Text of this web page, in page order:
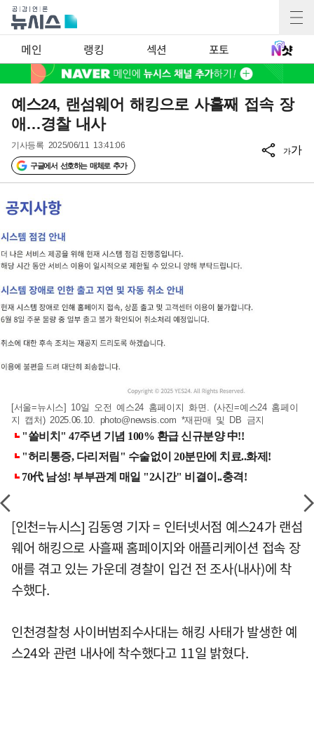
메인 랭킹 섹션 포토
예스24, 랜섬웨어 해킹으로 사흘째 접속 장
애…경찰 내사
기사등록 2025/06/11 13:41:06
구글에서 선호하는 매체로 추가
가가
[서울=뉴시스] 10일 오전 예스24 홈페이지 화면. (사진=예스24 홈페이
지 캡처) 2025.06.10. photo@newsis.com *재판매 및 DB 금지
[인천=뉴시스] 김동영 기자 = 인터넷서점 예스24가 랜섬
웨어 해킹으로 사흘째 홈페이지와 애플리케이션 접속 장
애를 겪고 있는 가운데 경찰이 입건 전 조사(내사)에 착
수했다.
인천경찰청 사이버범죄수사대는 해킹 사태가 발생한 예
스24와 관련 내사에 착수했다고 11일 밝혔다.